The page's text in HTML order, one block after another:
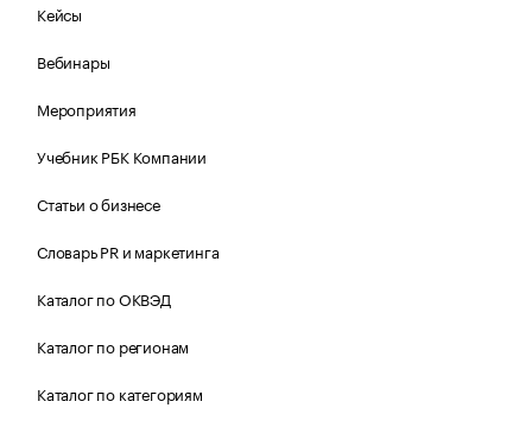
Кейсы
Вебинары
Мероприятия
Учебник РБК Компании
Статьи о бизнесе
Словарь PR и маркетинга
Каталог по ОКВЭД
Каталог по регионам
Каталог по категориям